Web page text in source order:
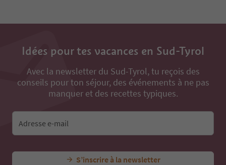
Idées pour tes vacances en Sud-Tyrol
Avec la newsletter du Sud-Tyrol, tu reçois des
conseils pour ton séjour, des événements à ne pas
manquer et des recettes typiques.
Adresse e-mail
S’inscrire à la newsletter